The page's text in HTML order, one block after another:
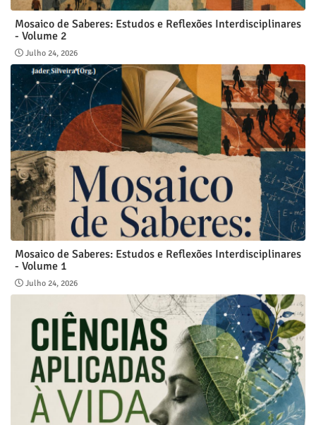
Mosaico de Saberes: Estudos e Reflexões Interdisciplinares
- Volume 2
Julho 24, 2026
Mosaico de Saberes: Estudos e Reflexões Interdisciplinares
- Volume 1
Julho 24, 2026